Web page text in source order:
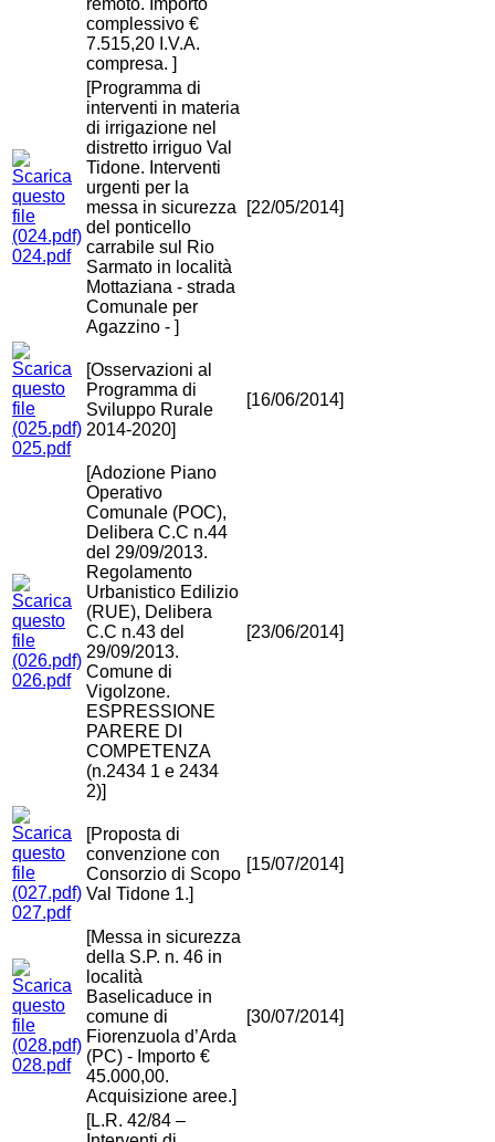
complessivo €
7.515,20 I.V.A.
compresa. ]
024.pdf
[Programma di
interventi in materia
di irrigazione nel
distretto irriguo Val
Tidone. Interventi
urgenti per la
messa in sicurezza
del ponticello
carrabile sul Rio
Sarmato in località
Mottaziana - strada
Comunale per
Agazzino - ]
[22/05/2014]
025.pdf
[Osservazioni al
Programma di
Sviluppo Rurale
2014-2020]
[16/06/2014]
026.pdf
[Adozione Piano
Operativo
Comunale (POC),
Delibera C.C n.44
del 29/09/2013.
Regolamento
Urbanistico Edilizio
(RUE), Delibera
C.C n.43 del
29/09/2013.
Comune di
Vigolzone.
ESPRESSIONE
PARERE DI
COMPETENZA
(n.2434 1 e 2434
2)]
[23/06/2014]
027.pdf
[Proposta di
convenzione con
Consorzio di Scopo
Val Tidone 1.]
[15/07/2014]
028.pdf
[Messa in sicurezza
della S.P. n. 46 in
località
Baselicaduce in
comune di
Fiorenzuola d’Arda
(PC) - Importo €
45.000,00.
Acquisizione aree.]
[30/07/2014]
[L.R. 42/84 –